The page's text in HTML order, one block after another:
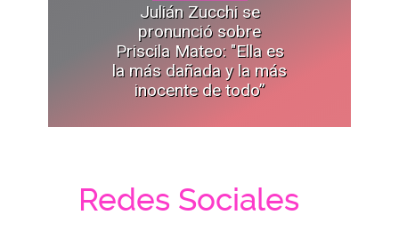
Julián Zucchi se
pronunció sobre
Priscila Mateo: "Ella es
la más dañada y la más
inocente de todo”
Redes Sociales